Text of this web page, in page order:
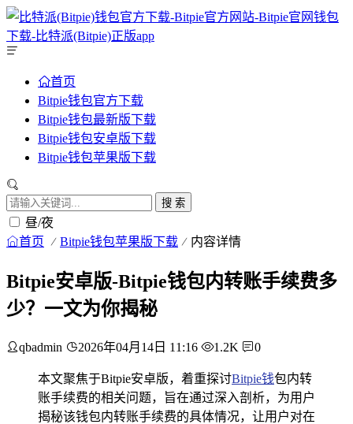
首页
Bitpie钱包官方下载
Bitpie钱包最新版下载
Bitpie钱包安卓版下载
Bitpie钱包苹果版下载
搜 索
昼/夜
首页 Bitpie钱包苹果版下载 内容详情
Bitpie安卓版-Bitpie钱包内转账手续费多
少？一文为你揭秘
qbadmin 2026年04月14日 11:16 1.2K 0
本文聚焦于Bitpie安卓版，着重探讨Bitpie钱包内转
账手续费的相关问题，旨在通过深入剖析，为用户
揭秘该钱包内转账手续费的具体情况，让用户对在